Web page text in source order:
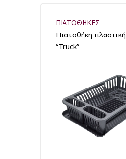
ΠΙΑΤΟΘΗΚΕΣ
Πιατοθήκη
“Truck”